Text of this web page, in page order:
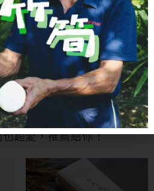
都買什麼 -
超愛，推薦給你！